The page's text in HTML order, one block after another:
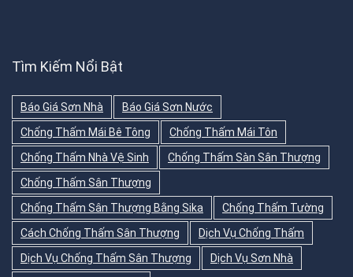
Tìm Kiếm Nổi Bật
Báo Giá Sơn Nhà
Báo Giá Sơn Nước
Chống Thấm Mái Bê Tông
Chống Thấm Mái Tôn
Chống Thấm Nhà Vệ Sinh
Chống Thấm Sàn Sân Thượng
Chống Thấm Sân Thượng
Chống Thấm Sân Thượng Bằng Sika
Chống Thấm Tường
Cách Chống Thấm Sân Thượng
Dịch Vụ Chống Thấm
Dịch Vụ Chống Thấm Sân Thượng
Dịch Vụ Sơn Nhà